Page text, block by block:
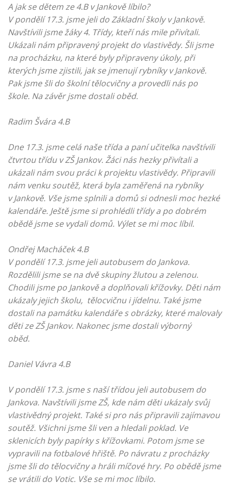
A jak se dětem ze 4.B v Jankově líbilo?
V pondělí 17.3. jsme jeli do Základní školy v Jankově.
Navštívili jsme žáky 4. Třídy, kteří nás mile přivítali.
Ukázali nám připravený projekt do vlastivědy. Šli jsme
na procházku, na které byly připraveny úkoly, při
kterých jsme zjistili, jak se jmenují rybníky v Jankově.
Pak jsme šli do školní tělocvičny a provedli nás po
škole. Na závěr jsme dostali oběd.
Radim Švára 4.B
Dne 17.3. jsme celá naše třída a paní učitelka navštívili
čtvrtou třídu v ZŠ Jankov. Žáci nás hezky přivítali a
ukázali nám svou práci k projektu vlastivědy. Připravili
nám venku soutěž, která byla zaměřená na rybníky
v Jankově. Vše jsme splnili a domů si odnesli moc hezké
kalendáře. Ještě jsme si prohlédli třídy a po dobrém
obědě jsme se vydali domů. Výlet se mi moc líbil.
Ondřej Macháček 4.B
V pondělí 17.3. jsme jeli autobusem do Jankova.
Rozdělili jsme se na dvě skupiny žlutou a zelenou.
Chodili jsme po Jankově a doplňovali křížovky. Děti nám
ukázaly jejich školu, tělocvičnu i jídelnu. Také jsme
dostali na památku kalendáře s obrázky, které malovaly
děti ze ZŠ Jankov. Nakonec jsme dostali výborný
oběd.
Daniel Vávra 4.B
V pondělí 17.3. jsme s naší třídou jeli autobusem do
Jankova. Navštívili jsme ZŠ, kde nám děti ukázaly svůj
vlastivědný projekt. Také si pro nás připravili zajímavou
soutěž. Všichni jsme šli ven a hledali poklad. Ve
sklenicích byly papírky s křížovkami. Potom jsme se
vypravili na fotbalové hřiště. Po návratu z procházky
jsme šli do tělocvičny a hráli míčové hry. Po obědě jsme
se vrátili do Votic. Vše se mi moc líbilo.